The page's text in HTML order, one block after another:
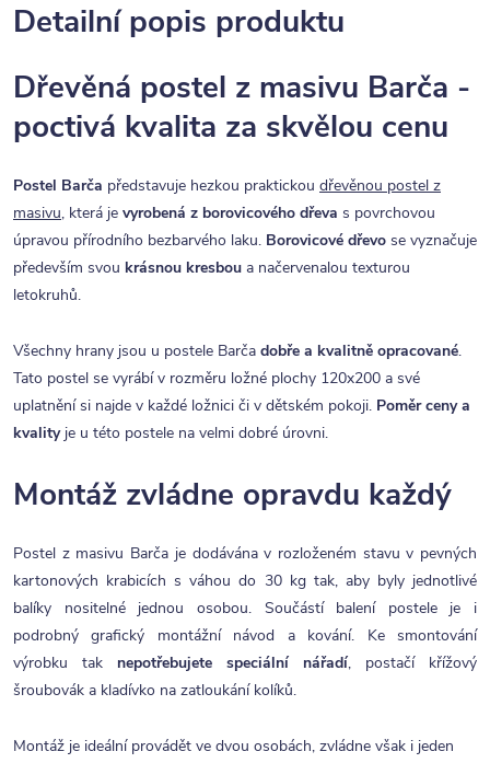
Detailní popis produktu
Dřevěná postel z masivu Barča -
poctivá kvalita za skvělou cenu
Postel Barča představuje hezkou praktickou dřevěnou postel z
masivu, která je vyrobená z borovicového dřeva s povrchovou
úpravou přírodního bezbarvého laku. Borovicové dřevo se vyznačuje
především svou krásnou kresbou a načervenalou texturou
letokruhů.
Všechny hrany jsou u postele Barča dobře a kvalitně opracované.
Tato postel se vyrábí v rozměru ložné plochy 120x200 a své
uplatnění si najde v každé ložnici či v dětském pokoji. Poměr ceny a
kvalityje u této postele na velmi dobré úrovni.
Montáž zvládne opravdu každý
Postel z masivu Barča je dodávána v rozloženém stavu v pevných
kartonových krabicích s váhou do 30 kg tak, aby byly jednotlivé
balíky nositelné jednou osobou. Součástí balení postele je i
podrobný grafický montážní návod a kování. Ke smontování
výrobku tak nepotřebujete speciální nářadí, postačí křížový
šroubovák a kladívko na zatloukání kolíků.
Montáž je ideální provádět ve dvou osobách, zvládne však i jeden